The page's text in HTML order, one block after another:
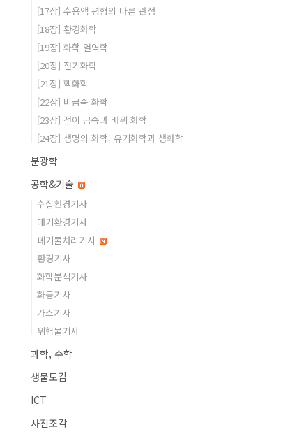
[17장] 수용액 평형의 다른 관점
[18장] 환경화학
[19장] 화학 열역학
[20장] 전기화학
[21장] 핵화학
[22장] 비금속 화학
[23장] 전이 금속과 배위 화학
[24장] 생명의 화학: 유기화학과 생화학
분광학
공학&기술
수질환경기사
대기환경기사
폐기물처리기사
환경기사
화학분석기사
화공기사
가스기사
위험물기사
과학, 수학
생물도감
ICT
사진조각